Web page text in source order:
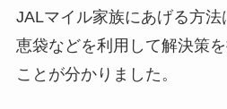
JALマイル家族にあげる方
恵袋などを利用して解決策
ことが分かりました。